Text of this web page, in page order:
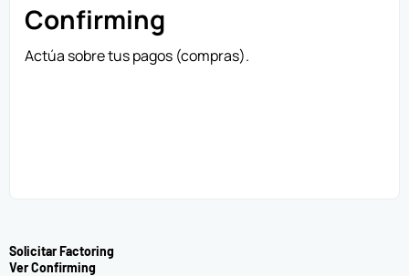
Confirming
Actúa sobre tus pagos (compras).
Solicitar Factoring
Ver Confirming